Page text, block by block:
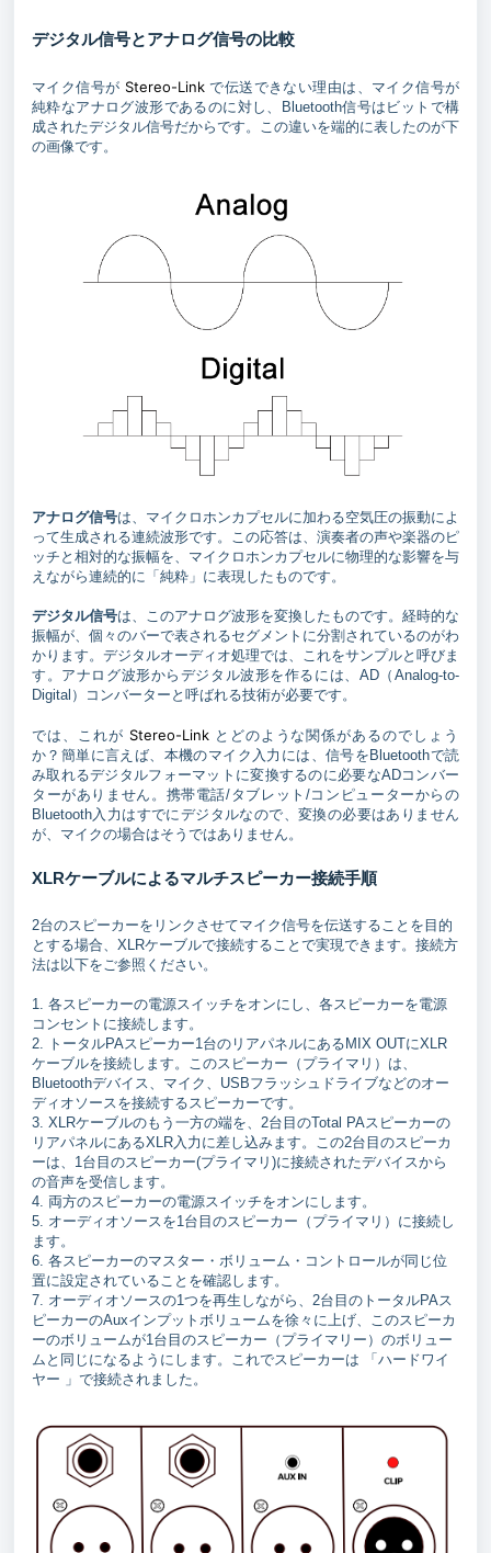
デジタル信号とアナログ信号の比較
マイク信号が Stereo-Linkで伝送できない理由は、マイク信号が
純粋なアナログ波形であるのに対し、Bluetooth信号はビットで構
成されたデジタル信号だからです。この違いを端的に表したのが下
の画像です。
アナログ信号は、マイクロホンカプセルに加わる空気圧の振動によ
って生成される連続波形です。この応答は、演奏者の声や楽器のピ
ッチと相対的な振幅を、マイクロホンカプセルに物理的な影響を与
えながら連続的に「純粋」に表現したものです。
デジタル信号は、このアナログ波形を変換したものです。経時的な
振幅が、個々のバーで表されるセグメントに分割されているのがわ
かります。デジタルオーディオ処理では、これをサンプルと呼びま
す。アナログ波形からデジタル波形を作るには、AD（Analog-to-
Digital）コンバーターと呼ばれる技術が必要です。
では、これが Stereo-Link とどのような関係があるのでしょう
か？簡単に言えば、本機のマイク入力には、信号をBluetoothで読
み取れるデジタルフォーマットに変換するのに必要なADコンバー
ターがありません。携帯電話/タブレット/コンピューターからの
Bluetooth入力はすでにデジタルなので、変換の必要はありません
が、マイクの場合はそうではありません。
XLRケーブルによるマルチスピーカー接続手順
2台のスピーカーをリンクさせてマイク信号を伝送することを目的
とする場合、XLRケーブルで接続することで実現できます。接続方
法は以下をご参照ください。
1. 各スピーカーの電源スイッチをオンにし、各スピーカーを電源
コンセントに接続します。
2. トータルPAスピーカー1台のリアパネルにあるMIX OUTにXLR
ケーブルを接続します。このスピーカー（プライマリ）は、
Bluetoothデバイス、マイク、USBフラッシュドライブなどのオー
ディオソースを接続するスピーカーです。
3. XLRケーブルのもう一方の端を、2台目のTotal PAスピーカーの
リアパネルにあるXLR入力に差し込みます。この2台目のスピーカ
ーは、1台目のスピーカー(プライマリ)に接続されたデバイスから
の音声を受信します。
4. 両方のスピーカーの電源スイッチをオンにします。
5. オーディオソースを1台目のスピーカー（プライマリ）に接続し
ます。
6. 各スピーカーのマスター・ボリューム・コントロールが同じ位
置に設定されていることを確認します。
7. オーディオソースの1つを再生しながら、2台目のトータルPAス
ピーカーのAuxインプットボリュームを徐々に上げ、このスピーカ
ーのボリュームが1台目のスピーカー（プライマリー）のボリュー
ムと同じになるようにします。これでスピーカーは 「ハードワイ
ヤー 」で接続されました。